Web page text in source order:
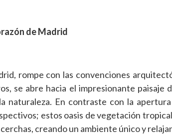
de Madrid
rompe con las convenciones
se abre hacia el impresionante paisaje
naturaleza. En contraste con la
estos oasis de vegetación
creando un ambiente único y